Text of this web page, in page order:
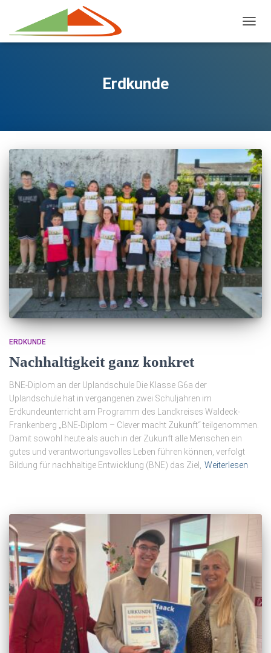
Erdkunde
ERDKUNDE
Nachhaltigkeit ganz konkret
BNE-Diplom an der Uplandschule Die Klasse G6a der
Uplandschule hat in vergangenen zwei Schuljahren im
Erdkundeunterricht am Programm des Landkreises Waldeck-
Frankenberg „BNE-Diplom – Clever macht Zukunft“ teilgenommen.
Damit sowohl heute als auch in der Zukunft alle Menschen ein
gutes und verantwortungsvolles Leben führen können, verfolgt
Bildung für nachhaltige Entwicklung (BNE) das Ziel,
Weiterlesen